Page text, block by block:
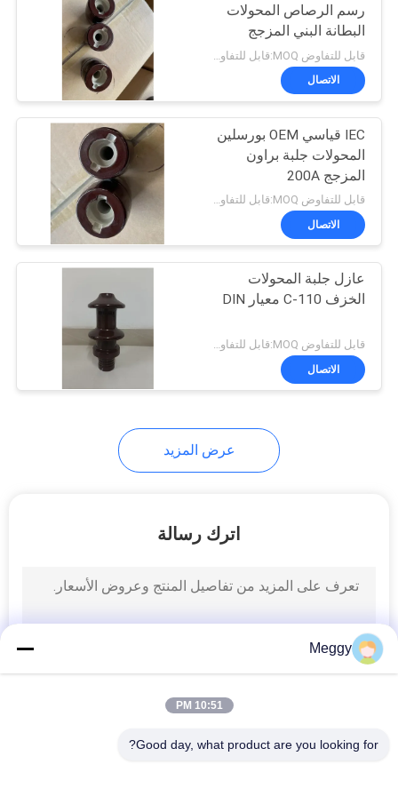
عوازل البورسلين
16
عوازل بكرة البورسلين
14
عوازل سلالة
عازل تعليق الخزف
21
رسم الرصاص المحولات
البطانة البني المزجج
الاتصال
IEC قياسي OEM بورسلين
المحولات جلبة براون
المزجج 200A
قابل للتفاوض MOQ:قابل للتفاوض
الاتصال
عازل جلبة المحولات
الخزف C-110 معيار DIN
قابل للتفاوض MOQ:قابل للتفاوض
الاتصال
عرض المزيد
اترك رسالة
Meggy
10:51 PM
Good day, what product are you looking for?